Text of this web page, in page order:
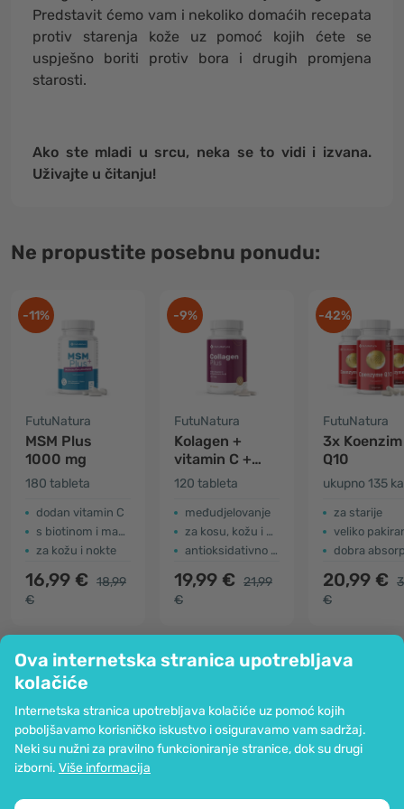
Ova internetska stranica upotrebljava
kolačiće
Internetska stranica upotrebljava kolačiće uz pomoć kojih
poboljšavamo korisničko iskustvo i osiguravamo vam sadržaj.
Neki su nužni za pravilno funkcioniranje stranice, dok su drugi
izborni. Više informacija
Predstavit ćemo vam i nekoliko domaćih recepata
protiv starenja kože uz pomoć kojih ćete se
uspješno boriti protiv bora i drugih promjena
starosti.
Ako ste mladi u srcu, neka se to vidi i izvana.
Uživajte u čitanju!
Ne propustite posebnu ponudu:
-11%
FutuNatura
MSM Plus
1000 mg
180 tableta
dodan vitamin C
s biotinom i manganom
za kožu i nokte
16,99 € 18,99
€
-9%
FutuNatura
Kolagen +
vitamin C +
hijaluronska
120 tableta
međudjelovanje
za kosu, kožu i nokte
antioksidativno djelovanje
19,99 € 21,99
€
-42%
FutuNatura
3x Koenzim
Q10
za starije
veliko
dobra
20,99 €
€
Informacije
Pridružite nam se
Pomoć i narudžbe